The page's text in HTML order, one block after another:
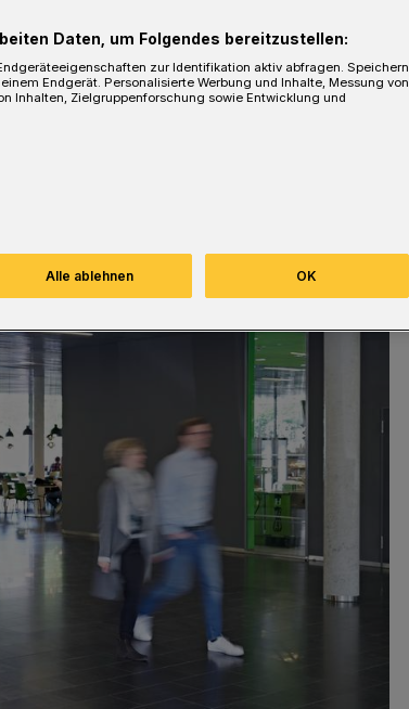
Daten, um Folgendes bereitzustellen:
zur Identifikation aktiv abfragen. Speichern
Endgerät. Personalisierte Werbung und Inhalte, Messung von
Inhalten, Zielgruppenforschung sowie Entwicklung und
Alle ablehnen OK